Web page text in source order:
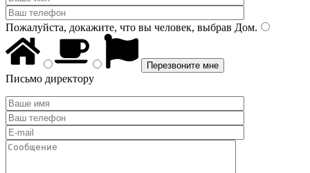
Пожалуйста, докажите, что вы человек, выбрав Дом.
Письмо директору